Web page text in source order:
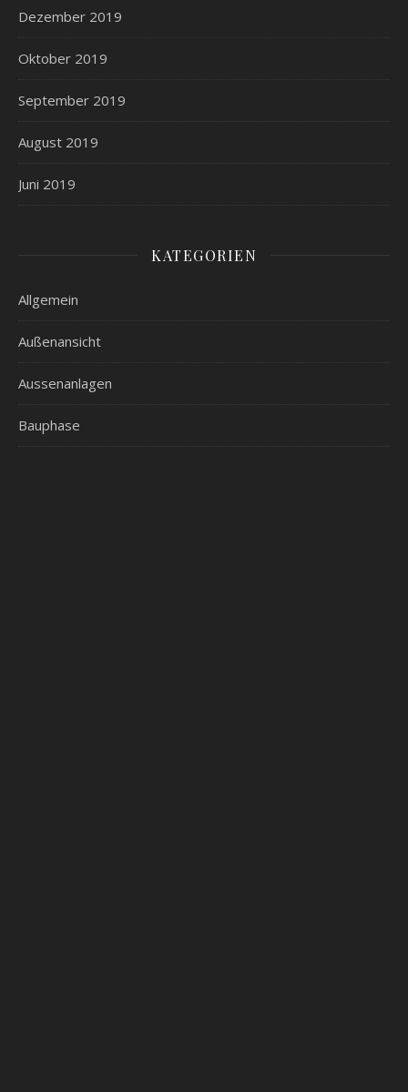
Dezember 2019
Oktober 2019
September 2019
August 2019
Juni 2019
KATEGORIEN
Allgemein
Außenansicht
Aussenanlagen
Bauphase